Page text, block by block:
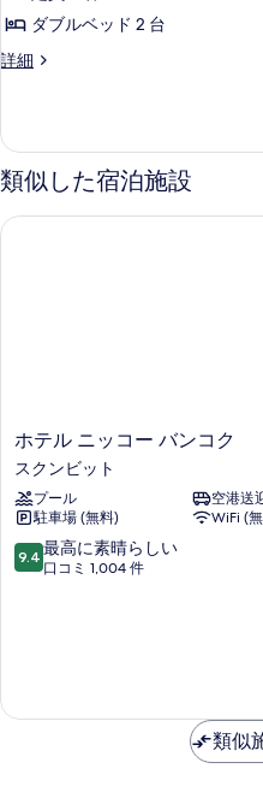
を
表
示
る
の
写
表
示
す
詳
ン
シ
ャ
ス
イ
ー
ト
ム
の
す
べ
て
表
ダブルベッド 2 台
詳細
プ
ン
シ
ャ
ス
ム
類似した宿泊施設
ホ
テ
ル
ニ
ッ
コ
ー
ン
ホテル ニッコー バンコク
スクンビット
プール
空港送
駐車場 (無料)
WiFi (
10
段
素
9.4 最高に素晴らしい
口コミ 1,004 件
ホテル ニッコー バンコク
類似